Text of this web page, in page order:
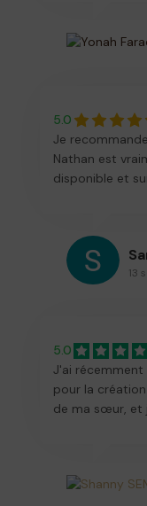
5.0
Je
Nathan est
disponible et
pour ce
continuation à
13
5.0
J'ai
pour la
de ma sœur, et
preuve d'une
sommes ravis